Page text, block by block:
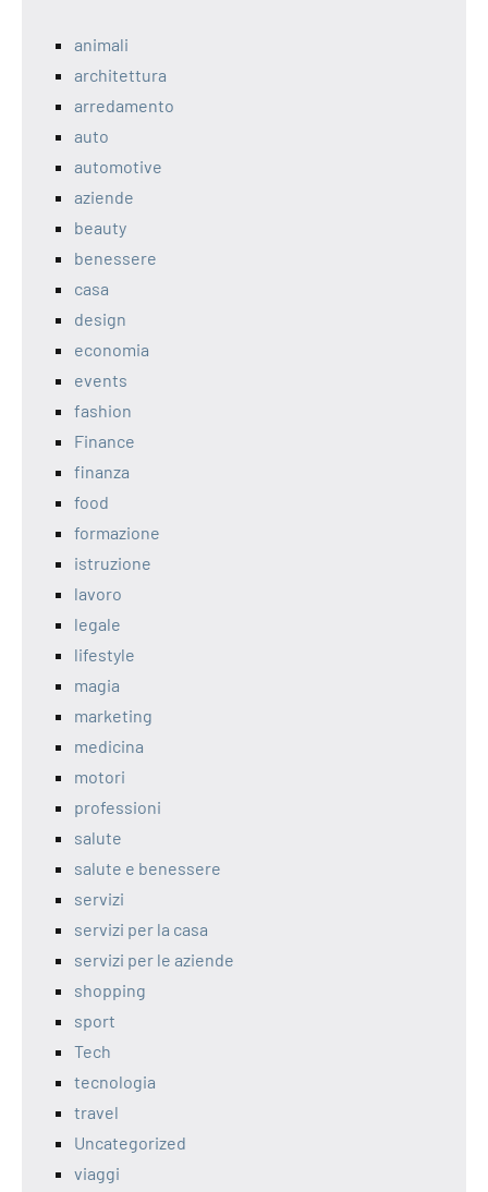
animali
architettura
arredamento
auto
automotive
aziende
beauty
benessere
casa
design
economia
events
fashion
Finance
finanza
food
formazione
istruzione
lavoro
legale
lifestyle
magia
marketing
medicina
motori
professioni
salute
salute e benessere
servizi
servizi per la casa
servizi per le aziende
shopping
sport
Tech
tecnologia
travel
Uncategorized
viaggi